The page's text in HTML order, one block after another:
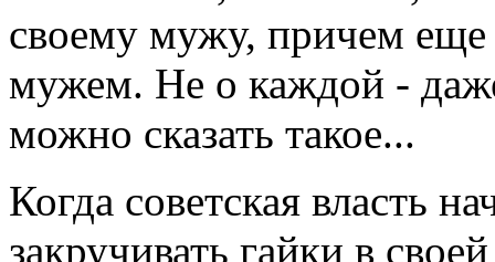
своему мужу, причем еще
мужем. Не о каждой -
можно сказать такое...
Когда советская власть
закручивать гайки в